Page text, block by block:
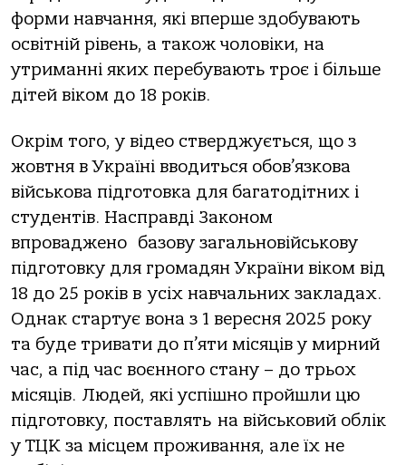
форми навчання, які вперше здобувають
освітній рівень, а також чоловіки, на
утриманні яких перебувають троє і більше
дітей віком до 18 років.
Окрім того, у відео стверджується, що з
жовтня в Україні вводиться обов’язкова
військова підготовка для багатодітних і
студентів. Насправді Законом
впроваджено базову загальновійськову
підготовку для громадян України віком від
18 до 25 років в усіх навчальних закладах.
Однак стартує вона з 1 вересня 2025 року
та буде тривати до п’яти місяців у мирний
час, а під час воєнного стану – до трьох
місяців. Людей, які успішно пройшли цю
підготовку, поставлять на військовий облік
у ТЦК за місцем проживання, але їх не